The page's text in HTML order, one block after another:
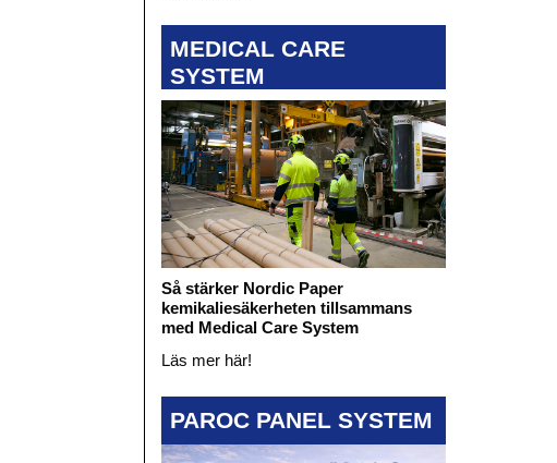
MEDICAL CARE
SYSTEM
Så stärker Nordic Paper
kemikaliesäkerheten tillsammans
med Medical Care System
Läs mer här!
PAROC PANEL SYSTEM